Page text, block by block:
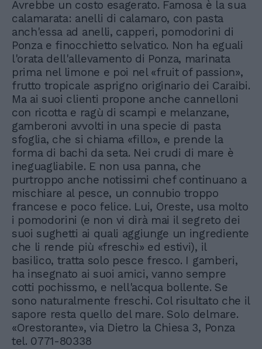
Avrebbe un costo esagerato. Famosa è la sua
calamarata: anelli di calamaro, con pasta
anch'essa ad anelli, capperi, pomodorini di
Ponza e finocchietto selvatico. Non ha eguali
l'orata dell'allevamento di Ponza, marinata
prima nel limone e poi nel «fruit of passion»,
frutto tropicale asprigno originario dei Caraibi.
Ma ai suoi clienti propone anche cannelloni
con ricotta e ragù di scampi e melanzane,
gamberoni avvolti in una specie di pasta
sfoglia, che si chiama «fillo», e prende la
forma di bachi da seta. Nei crudi di mare è
ineguagliabile. E non usa panna, che
purtroppo anche notissimi chef continuano a
mischiare al pesce, un connubio troppo
francese e poco felice. Lui, Oreste, usa molto
i pomodorini (e non vi dirà mai il segreto dei
suoi sughetti ai quali aggiunge un ingrediente
che li rende più «freschi» ed estivi), il
basilico, tratta solo pesce fresco. I gamberi,
ha insegnato ai suoi amici, vanno sempre
cotti pochissmo, e nell'acqua bollente. Se
sono naturalmente freschi. Col risultato che il
sapore resta quello del mare. Solo delmare.
«Orestorante», via Dietro la Chiesa 3, Ponza
tel. 0771-80338